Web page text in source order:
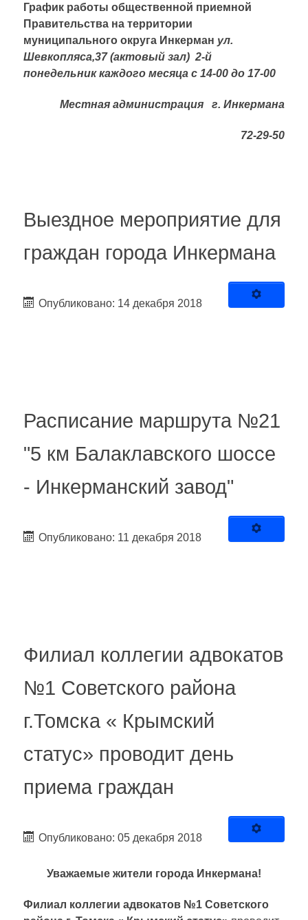
График работы общественной приемной
Правительства на территории
муниципального округа Инкерман ул.
Шевкопляса,37 (актовый зал) 2-й
понедельник каждого месяца с 14-00 до 17-00
Местная администрация г. Инкермана
72-29-50
Выездное мероприятие для
граждан города Инкермана
Опубликовано: 14 декабря 2018
Расписание маршрута №21
"5 км Балаклавского шоссе
- Инкерманский завод"
Опубликовано: 11 декабря 2018
Филиал коллегии адвокатов
№1 Советского района
г.Томска « Крымский
статус» проводит день
приема граждан
Опубликовано: 05 декабря 2018
Уважаемые жители города Инкермана!
Филиал коллегии адвокатов №1 Советского